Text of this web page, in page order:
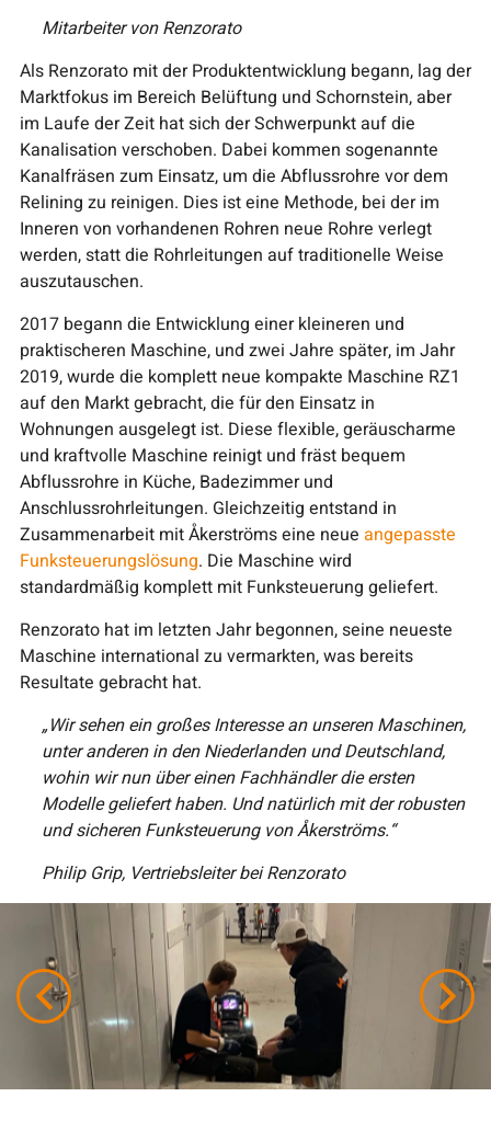
Mitarbeiter von Renzorato
Als Renzorato mit der Produktentwicklung begann, lag der
Marktfokus im Bereich Belüftung und Schornstein, aber
im Laufe der Zeit hat sich der Schwerpunkt auf die
Kanalisation verschoben. Dabei kommen sogenannte
Kanalfräsen zum Einsatz, um die Abflussrohre vor dem
Relining zu reinigen. Dies ist eine Methode, bei der im
Inneren von vorhandenen Rohren neue Rohre verlegt
werden, statt die Rohrleitungen auf traditionelle Weise
auszutauschen.
2017 begann die Entwicklung einer kleineren und
praktischeren Maschine, und zwei Jahre später, im Jahr
2019, wurde die komplett neue kompakte Maschine RZ1
auf den Markt gebracht, die für den Einsatz in
Wohnungen ausgelegt ist. Diese flexible, geräuscharme
und kraftvolle Maschine reinigt und fräst bequem
Abflussrohre in Küche, Badezimmer und
Anschlussrohrleitungen. Gleichzeitig entstand in
Zusammenarbeit mit Åkerströms eine neue angepasste
Funksteuerungslösung. Die Maschine wird
standardmäßig komplett mit Funksteuerung geliefert.
Renzorato hat im letzten Jahr begonnen, seine neueste
Maschine international zu vermarkten, was bereits
Resultate gebracht hat.
„Wir sehen ein großes Interesse an unseren Maschinen,
unter anderen in den Niederlanden und Deutschland,
wohin wir nun über einen Fachhändler die ersten
Modelle geliefert haben. Und natürlich mit der robusten
und sicheren Funksteuerung von Åkerströms.“
Philip Grip, Vertriebsleiter bei Renzorato